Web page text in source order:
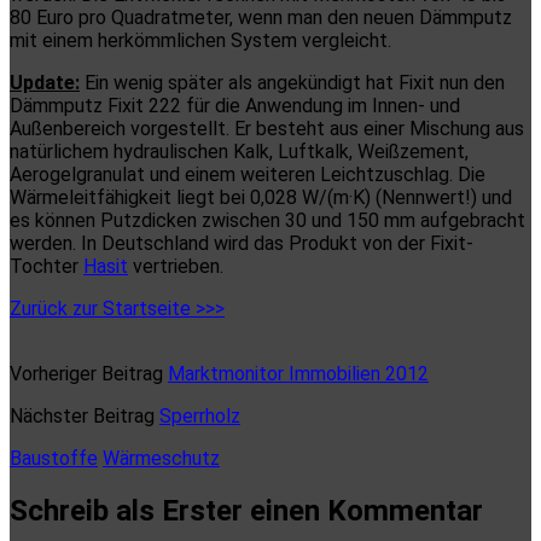
80 Euro pro Quadratmeter, wenn man den neuen Dämmputz
mit einem herkömmlichen System vergleicht.
Update: Ein wenig später als angekündigt hat Fixit nun den
Dämmputz Fixit 222 für die Anwendung im Innen- und
Außenbereich vorgestellt. Er besteht aus einer Mischung aus
natürlichem hydraulischen Kalk, Luftkalk, Weißzement,
Aerogelgranulat und einem weiteren Leichtzuschlag. Die
Wärmeleitfähigkeit liegt bei 0,028 W/(m·K) (Nennwert!) und
es können Putzdicken zwischen 30 und 150 mm aufgebracht
werden. In Deutschland wird das Produkt von der Fixit-
Tochter Hasit vertrieben.
Zurück zur Startseite >>>
Vorheriger Beitrag Marktmonitor Immobilien 2012
Nächster Beitrag Sperrholz
Baustoffe Wärmeschutz
Schreib als Erster einen Kommentar